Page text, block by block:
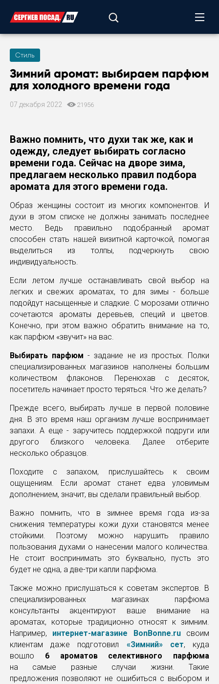
Стиль
Зимний аромат: выбираем парфюм
для холодного времени года
07 декабря 2022 21956
Важно помнить, что духи так же, как и
одежду, следует выбирать согласно
времени года. Сейчас на дворе зима,
предлагаем несколько правил подбора
аромата для этого времени года.
Образ женщины состоит из многих компонентов. И
духи в этом списке не должны занимать последнее
место. Ведь правильно подобранный аромат
способен стать нашей визитной карточкой, помогая
выделиться из толпы, подчеркнуть свою
индивидуальность.
Если летом лучше останавливать свой выбор на
легких и свежих ароматах, то для зимы - больше
подойдут насыщенные и сладкие. С морозами отлично
сочетаются ароматы деревьев, специй и цветов.
Конечно, при этом важно обратить внимание на то,
как парфюм «звучит» на вас.
Выбирать парфюм - задание не из простых. Полки
специализированных магазинов наполнены большим
количеством флаконов. Перенюхав с десяток,
посетитель начинает просто теряться. Что же делать?
Прежде всего, выбирать лучше в первой половине
дня. В это время наш организм лучше воспринимает
запахи. А еще - заручитесь поддержкой подруги или
другого близкого человека. Далее отберите
несколько образцов.
Походите с запахом, прислушайтесь к своим
ощущениям. Если аромат станет едва уловимым
дополнением, значит, вы сделали правильный выбор.
Важно помнить, что в зимнее время года из-за
снижения температуры кожи духи становятся менее
стойкими. Поэтому можно нарушить правило
пользования духами о нанесении малого количества.
Не стоит воспринимать это буквально, пусть это
будет не одна, а две-три капли парфюма.
Также можно прислушаться к советам экспертов. В
специализированных магазинах парфюма
консультанты акцентируют ваше внимание на
ароматах, которые традиционно относят к зимним.
Например, интернет-магазине BonBonne.ruсвоим
клиентам даже подготовил «Зимний» сет, куда
вошло 6 ароматов селективного парфюма
на самые разные случаи жизни. Такие
предложения позволяют не ошибиться с выбором и